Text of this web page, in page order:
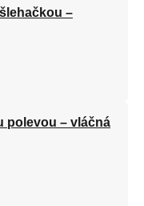
–
polevou – vláčná